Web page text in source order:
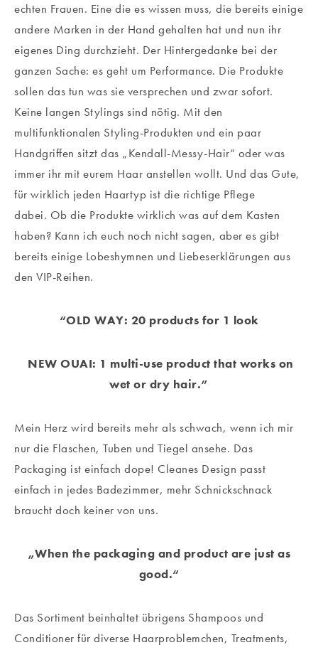
echten Frauen. Eine die es wissen muss, die bereits einige
andere Marken in der Hand gehalten hat und nun ihr
eigenes Ding durchzieht. Der Hintergedanke bei der
ganzen Sache: es geht um Performance. Die Produkte
sollen das tun was sie versprechen und zwar sofort.
Keine langen Stylings sind nötig. Mit den
multifunktionalen Styling-Produkten und ein paar
Handgriffen sitzt das „Kendall-Messy-Hair“ oder was
immer ihr mit eurem Haar anstellen wollt. Und das Gute,
für wirklich jeden Haartyp ist die richtige Pflege
dabei. Ob die Produkte wirklich was auf dem Kasten
haben? Kann ich euch noch nicht sagen, aber es gibt
bereits einige Lobeshymnen und Liebeserklärungen aus
den VIP-Reihen.
“OLD WAY: 20 products for 1 look
NEW OUAI: 1 multi-use product that works on
wet or dry hair.”
Mein Herz wird bereits mehr als schwach, wenn ich mir
nur die Flaschen, Tuben und Tiegel ansehe. Das
Packaging ist einfach dope! Cleanes Design passt
einfach in jedes Badezimmer, mehr Schnickschnack
braucht doch keiner von uns.
„When the packaging and product are just as
good.“
Das Sortiment beinhaltet übrigens Shampoos und
Conditioner für diverse Haarproblemchen, Treatments,